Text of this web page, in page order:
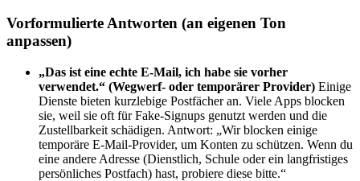
Vorformulierte Antworten (an eigenen Ton
anpassen)
„Das ist eine echte E‑Mail, ich habe sie vorher
verwendet.“ (Wegwerf‑ oder temporärer Provider) Einige
Dienste bieten kurzlebige Postfächer an. Viele Apps blocken
sie, weil sie oft für Fake‑Signups genutzt werden und die
Zustellbarkeit schädigen. Antwort: „Wir blocken einige
temporäre E‑Mail‑Provider, um Konten zu schützen. Wenn du
eine andere Adresse (Dienstlich, Schule oder ein langfristiges
persönliches Postfach) hast, probiere diese bitte.“